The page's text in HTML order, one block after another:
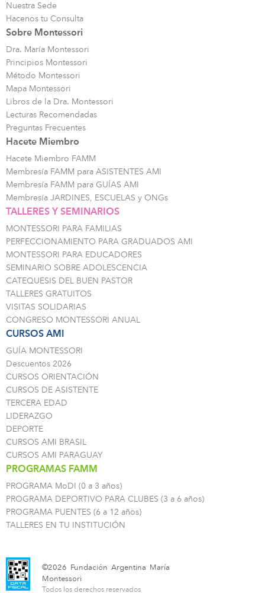
Nuestra Sede
Hacenos tu Consulta
Sobre Montessori
Dra. María Montessori
Principios Montessori
Método Montessori
Mapa Montessori
Libros de la Dra. Montessori
Lecturas Recomendadas
Preguntas Frecuentes
Hacete Miembro
Hacete Miembro FAMM
Membresía FAMM para ASISTENTES AMI
Membresía FAMM para GUÍAS AMI
Membresía JARDINES, ESCUELAS y ONGs
TALLERES Y SEMINARIOS
MONTESSORI PARA FAMILIAS
PERFECCIONAMIENTO PARA GRADUADOS AMI
MONTESSORI PARA EDUCADORES
SEMINARIO SOBRE ADOLESCENCIA
CATEQUESIS DEL BUEN PASTOR
TALLERES GRATUITOS
VISITAS SOLIDARIAS
CONGRESO MONTESSORI ANUAL
CURSOS AMI
GUÍA MONTESSORI
Descuentos 2026
CURSOS ORIENTACIÓN
CURSOS DE ASISTENTE
TERCERA EDAD
LIDERAZGO
DEPORTE
CURSOS AMI BRASIL
CURSOS AMI PARAGUAY
PROGRAMAS FAMM
PROGRAMA MoDI (0 a 3 años)
PROGRAMA DEPORTIVO PARA CLUBES (3 a 6 años)
PROGRAMA PUENTES (6 a 12 años)
TALLERES EN TU INSTITUCIÓN
©2026 Fundación Argentina María
Montessori
Todos los derechos reservados